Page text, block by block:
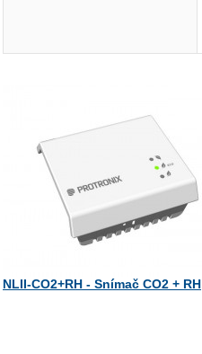
NLII-CO2+RH - Snímač CO2 + RH